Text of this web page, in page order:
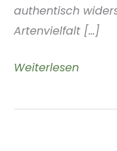
authentisch
Artenvielfalt [...]
Weinbau
Mittelrhein
Weiterlesen